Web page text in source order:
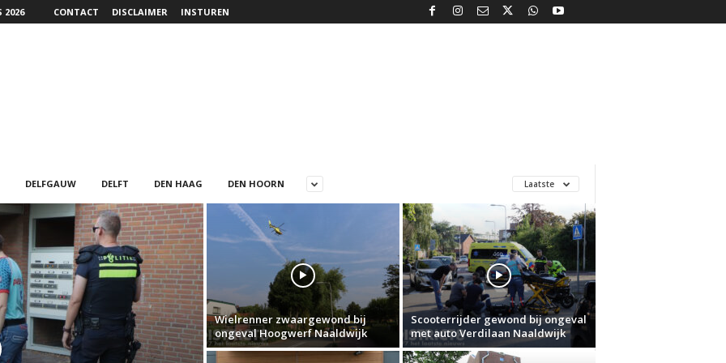
2026 CONTACT DISCLAIMER INSTUREN
DELFGAUW DELFT DEN HAAG DEN HOORN Laatste
Wielrenner zwaargewond bij
ongeval Hoogwerf Naaldwijk
Scooterrijder gewond bij ongeval
met auto Verdilaan Naaldwijk